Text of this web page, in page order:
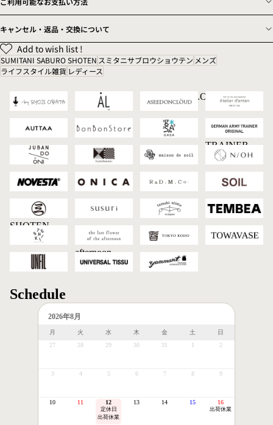
キャンセル・返品・交換について
Add to wish list !
SUMITANI SABURO SHOTEN スミタニサブロウショウテン メンズ
ライフスタイル雑貨 レディース
-by RYOJI
OBATA
ASEEDONCLOUDAtelier d'antan
BonBonStore GASA*
GERMAN
ARMY
TRAINER
ORIGINAL
JUBAN DO
kijinokanosei maison de soil N/OH
NOVESTA ONICA SOIL
SUMITANI
SABURO
SHOTEN
SUSURI tamaki niime TEMBEA
TESHIKI
the last flower
of the
afternoon
TOKYO
KODO
TOWAVASE
UNFIL
UNIVERSAL
TISSU
Yammart
Schedule
2026年8月
月 火 水 木 金 土
日
27
28 29 30 31 1 2
3 4 5 6 7 8 9
10 11 12
定休日
出荷休業
13 14 15 16
出荷休業